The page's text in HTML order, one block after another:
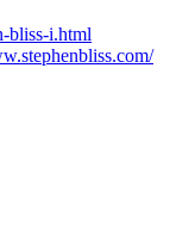
bliss-i.html